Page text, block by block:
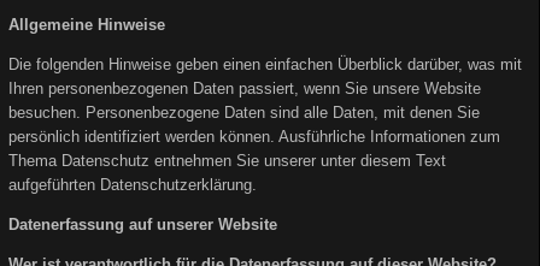
Allgemeine Hinweise
Die folgenden Hinweise geben einen einfachen Überblick darüber, was mit
Ihren personenbezogenen Daten passiert, wenn Sie unsere Website
besuchen. Personenbezogene Daten sind alle Daten, mit denen Sie
persönlich identifiziert werden können. Ausführliche Informationen zum
Thema Datenschutz entnehmen Sie unserer unter diesem Text
aufgeführten Datenschutzerklärung.
Datenerfassung auf unserer Website